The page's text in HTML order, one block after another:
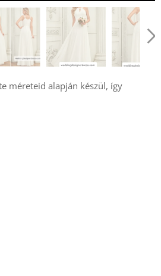
méreteid alapján készül, így